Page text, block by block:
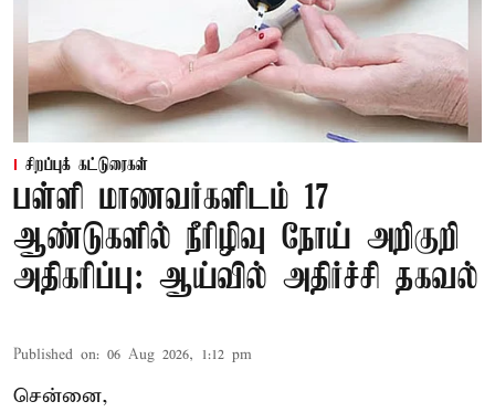
சிறப்புக் கட்டுரைகள்
பள்ளி மாணவர்களிடம் 17
ஆண்டுகளில் நீரிழிவு நோய் அறிகுறி
அதிகரிப்பு: ஆய்வில் அதிர்ச்சி தகவல்
Published on: 06 Aug 2026, 1:12 pm
சென்னை,